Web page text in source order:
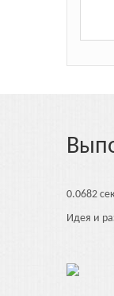
0.0682
Идея и